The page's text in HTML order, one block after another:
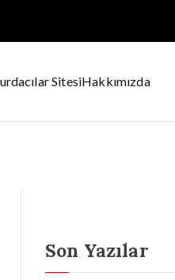
SitesiHakkımızda
Son Yazılar